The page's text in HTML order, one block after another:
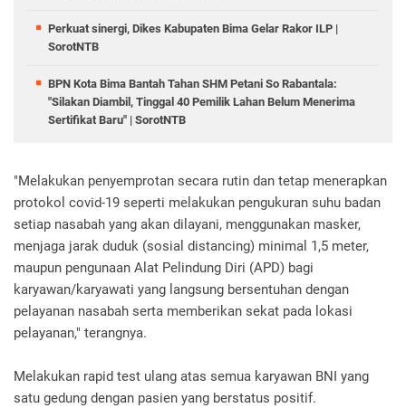
Perkuat sinergi, Dikes Kabupaten Bima Gelar Rakor ILP |
SorotNTB
BPN Kota Bima Bantah Tahan SHM Petani So Rabantala:
"Silakan Diambil, Tinggal 40 Pemilik Lahan Belum Menerima
Sertifikat Baru" | SorotNTB
"Melakukan penyemprotan secara rutin dan tetap menerapkan
protokol covid-19 seperti melakukan pengukuran suhu badan
setiap nasabah yang akan dilayani, menggunakan masker,
menjaga jarak duduk (sosial distancing) minimal 1,5 meter,
maupun pengunaan Alat Pelindung Diri (APD) bagi
karyawan/karyawati yang langsung bersentuhan dengan
pelayanan nasabah serta memberikan sekat pada lokasi
pelayanan," terangnya.
Melakukan rapid test ulang atas semua karyawan BNI yang
satu gedung dengan pasien yang berstatus positif.